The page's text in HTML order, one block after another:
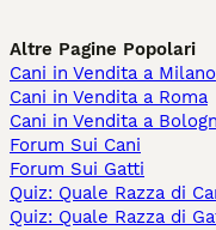
Altre Pagine Popolari
Cani in Vendita a Milano
Cani in Vendita a Roma
Cani in Vendita a
Forum Sui Cani
Forum Sui Gatti
Quiz: Quale Razza di
Quiz: Quale Razza di